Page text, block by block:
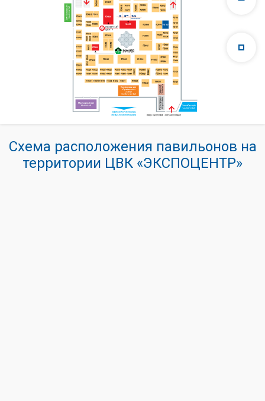
Схема расположения павильонов на
территории ЦВК «ЭКСПОЦЕНТР»